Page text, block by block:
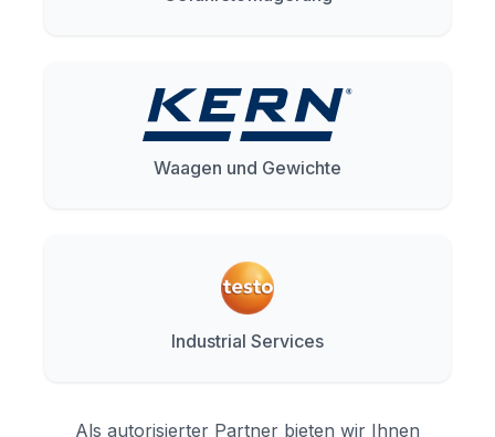
Waagen und Gewichte
Industrial Services
Als autorisierter Partner bieten wir Ihnen